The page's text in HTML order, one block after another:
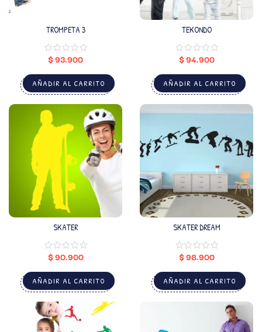
TROMPETA 3
$93.900
AÑADIR AL CARRITO
TEKONDO
$94.900
AÑADIR AL CARRITO
SKATER
$90.900
AÑADIR AL CARRITO
SKATER DREAM
$98.900
AÑADIR AL CARRITO